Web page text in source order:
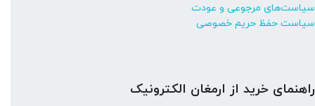
سیاست‌های مرجوعی و عودت
سیاست حفظ حریم خصوصی
راهنمای خرید از ارمغان الکترونیک